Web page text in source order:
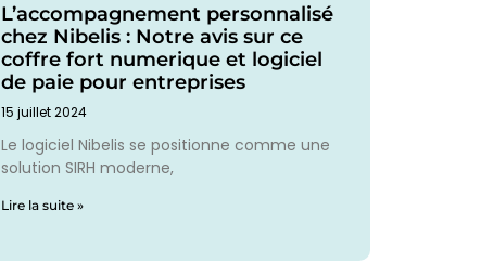
L’accompagnement personnalisé
chez Nibelis : Notre avis sur ce
coffre fort numerique et logiciel
de paie pour entreprises
15 juillet 2024
Le logiciel Nibelis se positionne comme une
solution SIRH moderne,
Lire la suite »